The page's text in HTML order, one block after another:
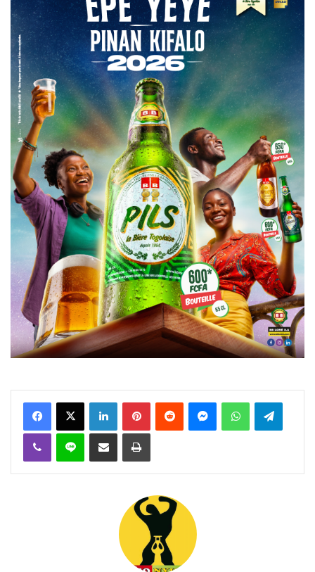
FacebookX Linkedin PinterestReddit MessengerWhatsAppTelegram
Viber Ligne Partager par email Imprimer